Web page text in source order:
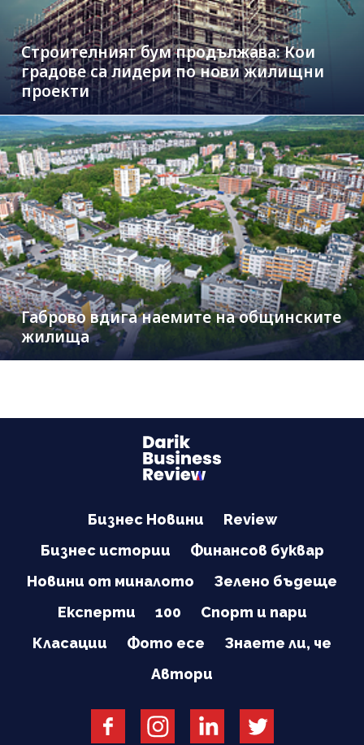
Строителният бум продължава: Кои
градове са лидери по нови жилищни
проекти
Габрово вдига наемите на общинските
жилища
Бизнес Новини
Review
Бизнес истории
Финансов буквар
Новини от миналото
Зелено бъдеще
Експерти
100
Спорт и пари
Класации
Фото есе
Знаете ли, че
Автори